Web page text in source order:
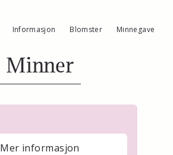
Informasjon Blomster Minnegave
Minner
Mer informasjon